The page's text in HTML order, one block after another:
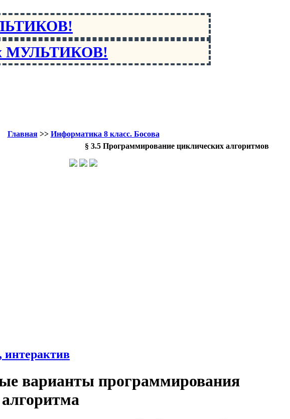
МУЛЬТИКОВ!
Главная>> Информатика 8 класс. Босова
§ 3.5 Программирование циклических алгоритмов
варианты программирования